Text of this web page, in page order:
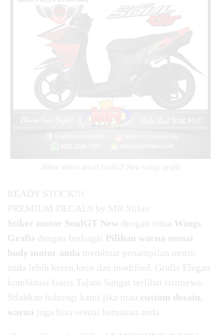
Stiker motor decal SoulGT New wings grafis
READY STOCK!!!
PREMIUM DECALS by MR Stiker
Stiker motor SoulGT New dengan tema Wings
Grafis dengan berbagai Pilihan warna sesuai
body motor anda membuat penampilan motor
anda lebih keren,kece dan modified. Grafis Elegan
kombinasi Garis Tajam Sangat terlihat istimewa.
Silahkan hubungi kami jika mau custom desain,
warna juga bisa sesuai kemauan anda.